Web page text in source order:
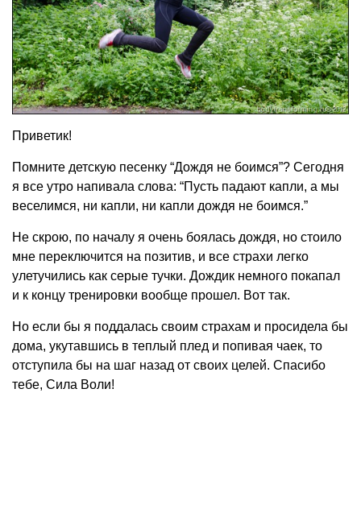
Приветик!
Помните детскую песенку “Дождя не боимся”? Сегодня
я все утро напивала слова: “Пусть падают капли, а мы
веселимся, ни капли, ни капли дождя не боимся.”
Не скрою, по началу я очень боялась дождя, но стоило
мне переключится на позитив, и все страхи легко
улетучились как серые тучки. Дождик немного покапал
и к концу тренировки вообще прошел. Вот так.
Но если бы я поддалась своим страхам и просидела бы
дома, укутавшись в теплый плед и попивая чаек, то
отступила бы на шаг назад от своих целей. Спасибо
тебе, Сила Воли!